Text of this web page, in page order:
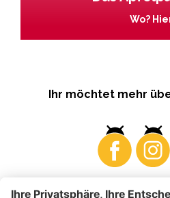
Wo?
Ihr möchtet mehr